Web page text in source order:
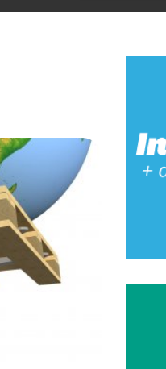
Email Marketing